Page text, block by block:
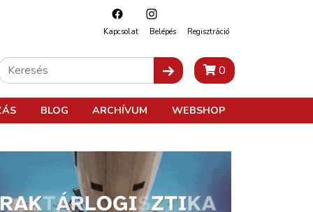
Kapcsolat Belépés Regisztráció
0
BLOG ARCHÍVUM WEBSHOP